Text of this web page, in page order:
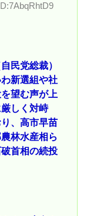
民党総裁）
新選組や社
望む声が上
しく対峙
、高市早苗
林水産相ら
首相の続投